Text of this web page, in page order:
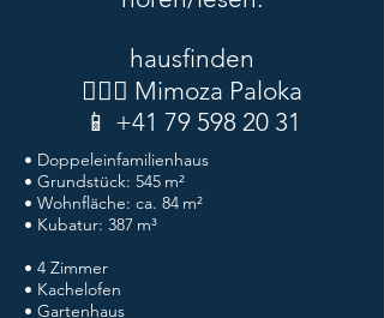
hausfinden
🕵🏻‍♀️ Mimoza Paloka
📱 +41 79 598 20 31
• Doppeleinfamilienhaus
• Grundstück: 545 m²
• Wohnfläche: ca. 84 m²
• Kubatur: 387 m³
• 4 Zimmer
• Kachelofen
• Gartenhaus